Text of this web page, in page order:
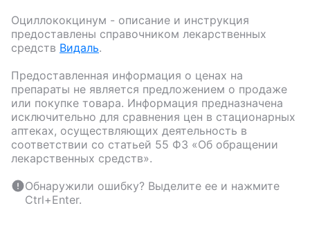
Оциллококцинум - описание и инструкция
предоставлены справочником лекарственных
средств Видаль.
Предоставленная информация о ценах на
препараты не является предложением о продаже
или покупке товара. Информация предназначена
исключительно для сравнения цен в стационарных
аптеках, осуществляющих деятельность в
соответствии со статьей 55 ФЗ «Об обращении
лекарственных средств».
Обнаружили ошибку? Выделите ее и нажмите
Ctrl+Enter.